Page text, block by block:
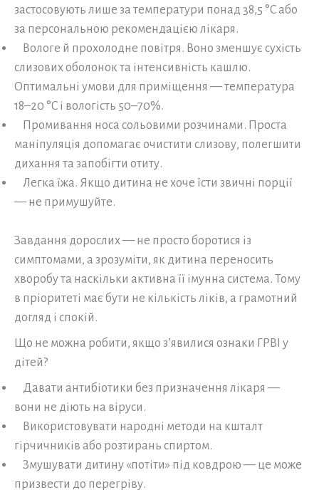
застосовують лише за температури понад 38,5 °C або
за персональною рекомендацією лікаря.
Вологе й прохолодне повітря. Воно зменшує сухість
слизових оболонок та інтенсивність кашлю.
Оптимальні умови для приміщення — температура
18–20 °C і вологість 50–70%.
Промивання носа сольовими розчинами. Проста
маніпуляція допомагає очистити слизову, полегшити
дихання та запобігти отиту.
Легка їжа. Якщо дитина не хоче їсти звичні порції
— не примушуйте.
Завдання дорослих — не просто боротися із
симптомами, а зрозуміти, як дитина переносить
хворобу та наскільки активна її імунна система. Тому
в пріоритеті має бути не кількість ліків, а грамотний
догляд і спокій.
Що не можна робити, якщо з’явилися ознаки ГРВІ у
дітей?
Давати антибіотики без призначення лікаря —
вони не діють на віруси.
Використовувати народні методи на кшталт
гірчичників або розтирань спиртом.
Змушувати дитину «потіти» під ковдрою — це може
призвести до перегріву.